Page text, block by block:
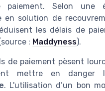
paiement. Selon
en solution de
les délais de
: Maddyness).
de paiement pèsent
mettre en danger
. L'utilisation d’un bon